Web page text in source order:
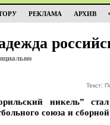
РЕКЛАМА АРХИВ
Текст:
никель”
союза и